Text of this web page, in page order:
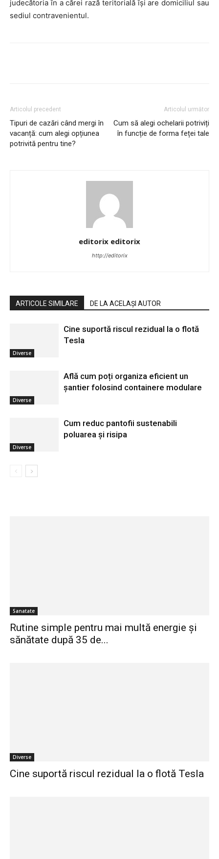
judecătoria în a cărei rază teritorială îşi are domiciliul sau
sediul contravenientul.
Articolul precedent
Tipuri de cazări când mergi în
vacanță: cum alegi opțiunea
potrivită pentru tine?
Articolul următor
Cum să alegi ochelarii potriviți
în funcție de forma feței tale
editorix editorix
http://editorix
ARTICOLE SIMILARE DE LA ACELAȘI AUTOR
Diverse
Cine suportă riscul rezidual la o flotă
Tesla
Diverse
Află cum poți organiza eficient un
șantier folosind containere modulare
Diverse
Cum reduc pantofii sustenabili
poluarea și risipa
Sanatate
Rutine simple pentru mai multă energie și
sănătate după 35 de...
Diverse
Cine suportă riscul rezidual la o flotă Tesla